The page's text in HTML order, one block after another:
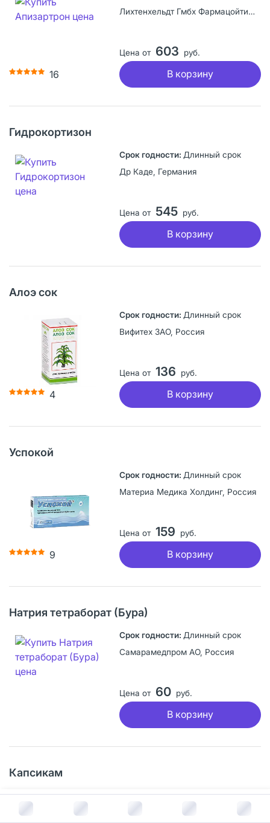
В корзину за
16
Лихтенхельдт Гмбх Фармацойтише Фабрик, Германия
Цена от 603 руб.
В корзину
Гидрокортизон
Длинный срок
Др Каде, Германия
Цена от 545 руб.
В корзину
Алоэ сок
4
Длинный срок
Вифитех ЗАО, Россия
Цена от 136 руб.
В корзину
Успокой
9
Длинный срок
Материа Медика Холдинг, Россия
Цена от 159 руб.
В корзину
Натрия тетраборат (Бура)
Длинный срок
Самарамедпром АО, Россия
Цена от 60 руб.
В корзину
Капсикам
Длинный срок